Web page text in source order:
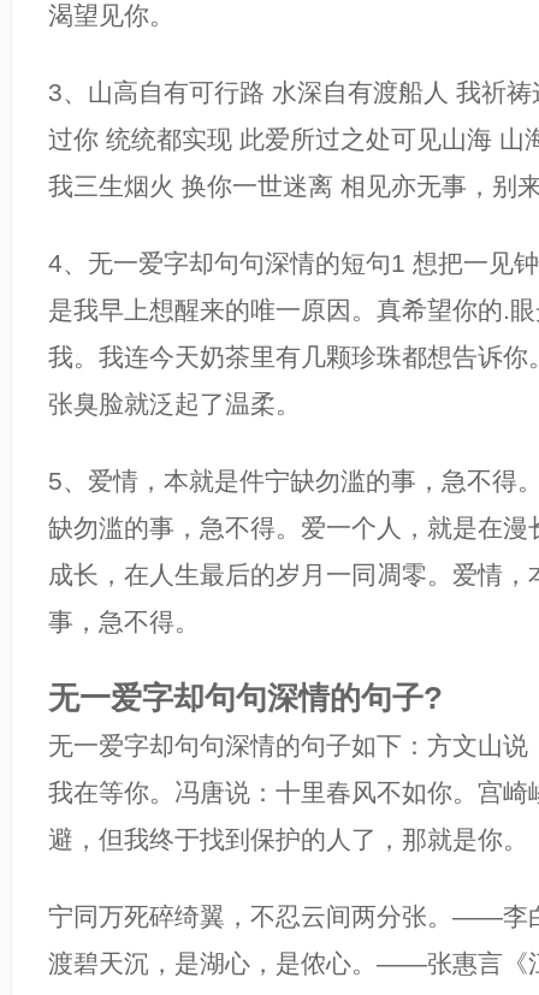
渴望见你。
3、山高自有可行路 水深自有渡船人 我祈
过你 统统都实现 此爱所过之处可见山海 山
我三生烟火 换你一世迷离 相见亦无事，别
4、无一爱字却句句深情的短句1 想把一见
是我早上想醒来的唯一原因。真希望你的.
我。我连今天奶茶里有几颗珍珠都想告诉你
张臭脸就泛起了温柔。
5、爱情，本就是件宁缺勿滥的事，急不得
缺勿滥的事，急不得。爱一个人，就是在漫
成长，在人生最后的岁月一同凋零。爱情，
事，急不得。
无一爱字却句句深情的句子?
无一爱字却句句深情的句子如下：方文山说
我在等你。冯唐说：十里春风不如你。宫崎
避，但我终于找到保护的人了，那就是你。
宁同万死碎绮翼，不忍云间两分张。——李
渡碧天沉，是湖心，是侬心。——张惠言《